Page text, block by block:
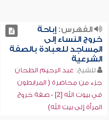
الفهرس:إباحة
خروج النساء إلى
المساجد للعبادة بالصفة
الشرعية
للشيخ: عبد الرحيم الطحان
جزء من محاضرة ( المرابطون
في بيوت الله [2] - صفة خروج
المرأة إلى بيت الله)